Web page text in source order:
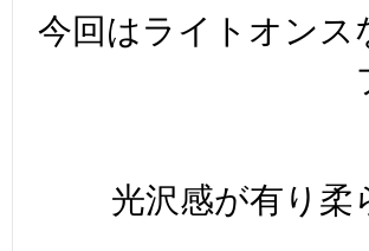
今回はライトオン
光沢感が有り柔